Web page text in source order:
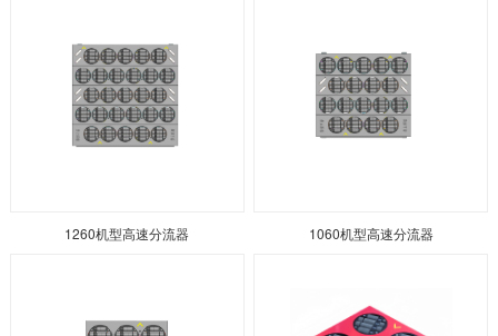
1260机型高速分流器 1060机型高速分流器